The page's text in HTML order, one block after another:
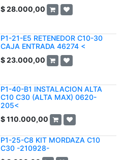
$28.000,00
P1-21-E5 RETENEDOR C10-30
CAJA ENTRADA 46274 <
$23.000,00
P1-40-B1 INSTALACION ALTA
C10 C30 (ALTA MAX) 0620-
205<
$110.000,00
P1-25-C8 KIT MORDAZA C10
C30 -210928-